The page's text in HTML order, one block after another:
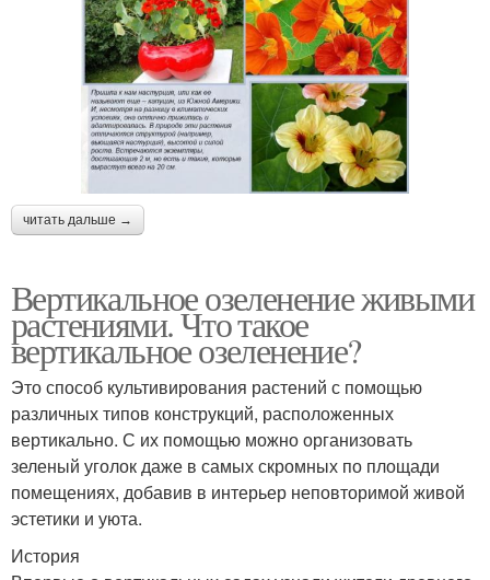
читать дальше →
Вертикальное озеленение живыми
растениями. Что такое
вертикальное озеленение?
Это способ культивирования растений с помощью
различных типов конструкций, расположенных
вертикально. С их помощью можно организовать
зеленый уголок даже в самых скромных по площади
помещениях, добавив в интерьер неповторимой живой
эстетики и уюта.
История